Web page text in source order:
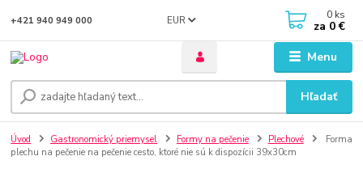
Menu
EUR
Hľadať
+421 940 949 000 0 ks
za 0 €
Úvod Gastronomický priemysel Formy na pečenie Plechové
Forma
plechu na pečenie na pečenie cesto, ktoré nie sú k dispozícii 39x30cm